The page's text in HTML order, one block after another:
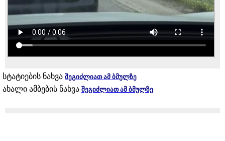
სტატიების ნახვა შეგიძლიათ ამ ბმულზე
ახალი ამბების ნახვა შეგიძლიათ ამ ბმულზე